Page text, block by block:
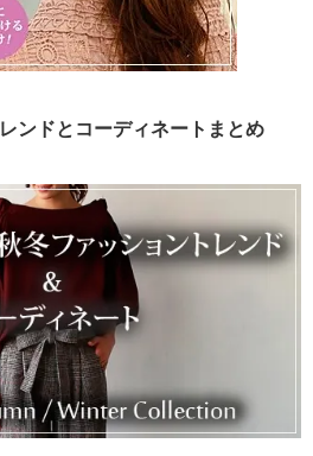
ンドとコーディネートまとめ